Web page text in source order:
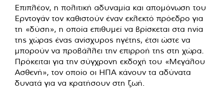
Επιπλέον, η πολιτική αδυναμία και απομόνωση του
Ερντογάν τον καθιστούν έναν εκλεκτό πρόεδρο για
τη «δύση», η οποία επιθυμεί να βρίσκεται στα ηνία
της χώρας ένας ανίσχυρος ηγέτης, έτσι ώστε να
μπορούν να προβάλλει την επιρροή της στη χώρα.
Πρόκειται για την σύγχρονη εκδοχή του «Μεγάλου
Ασθενή», τον οποίο οι ΗΠΑ κάνουν τα αδύνατα
δυνατά για να κρατήσουν στη ζωή.